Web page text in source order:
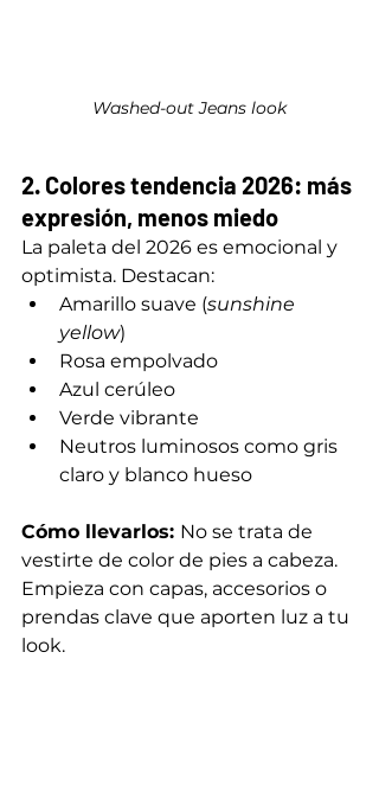
Washed-out Jeans look
2. Colores tendencia 2026: más
expresión, menos miedo
La paleta del 2026 es emocional y
optimista. Destacan:
Amarillo suave (sunshine
yellow)
Rosa empolvado
Azul cerúleo
Verde vibrante
Neutros luminosos como gris
claro y blanco hueso
Cómo llevarlos: No se trata de
vestirte de color de pies a cabeza.
Empieza con capas, accesorios o
prendas clave que aporten luz a tu
look.